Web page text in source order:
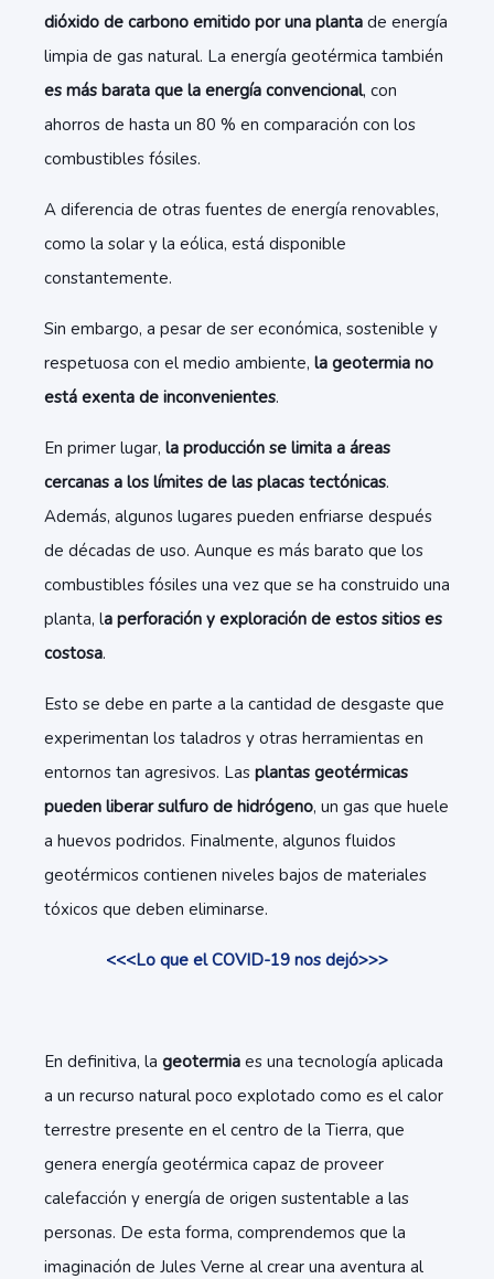
dióxido de carbono emitido por una planta de energía
limpia de gas natural. La energía geotérmica también
es más barata que la energía convencional, con
ahorros de hasta un 80 % en comparación con los
combustibles fósiles.
A diferencia de otras fuentes de energía renovables,
como la solar y la eólica, está disponible
constantemente.
Sin embargo, a pesar de ser económica, sostenible y
respetuosa con el medio ambiente, la geotermia no
está exenta de inconvenientes.
En primer lugar, la producción se limita a áreas
cercanas a los límites de las placas tectónicas.
Además, algunos lugares pueden enfriarse después
de décadas de uso. Aunque es más barato que los
combustibles fósiles una vez que se ha construido una
planta, la perforación y exploración de estos sitios es
costosa.
Esto se debe en parte a la cantidad de desgaste que
experimentan los taladros y otras herramientas en
entornos tan agresivos. Las plantas geotérmicas
pueden liberar sulfuro de hidrógeno, un gas que huele
a huevos podridos. Finalmente, algunos fluidos
geotérmicos contienen niveles bajos de materiales
tóxicos que deben eliminarse.
<<<Lo que el COVID-19 nos dejó>>>
En definitiva, la geotermia es una tecnología aplicada
a un recurso natural poco explotado como es el calor
terrestre presente en el centro de la Tierra, que
genera energía geotérmica capaz de proveer
calefacción y energía de origen sustentable a las
personas. De esta forma, comprendemos que la
imaginación de Jules Verne al crear una aventura al